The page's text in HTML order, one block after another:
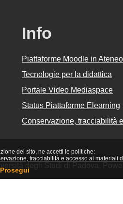
del sito, ne accetti le politiche:
tracciabilità e accesso ai materiali
Prosegui
Info
Piattaforme Moodle in Ateneo
Tecnologie per la didattica
Portale Video Mediaspace
Status Piattaforme Elearning
Conservazione, tracciabilità
degli Studi di Padova.